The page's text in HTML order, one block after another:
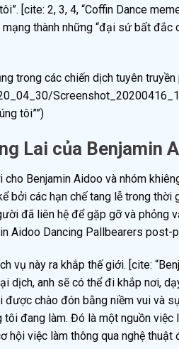
[cite: 2, 3, 4, “Coffin Dance
thành những “đại sứ bất đắc
trong các chiến dịch tuyên
tôi””)
Lai của Benjamin
Benjamin Aidoo và nhóm
bởi các hạn chế tang lễ trong
đã liên hệ để gặp gỡ và phỏng
Aidoo Dancing Pallbearers post-
vụ này ra khắp thế giới. [cite:
dịch, anh sẽ có thể đi khắp nơi,
chào đón bằng niềm vui và
đang làm. Đó là một nguồn việc
hội việc làm thông qua nghệ thuật